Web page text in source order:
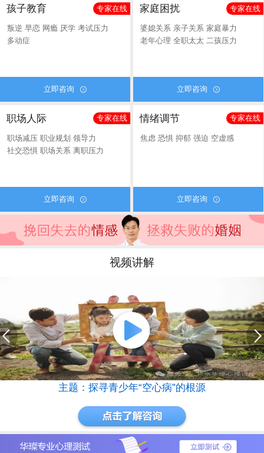
孩子教育 专家在线
叛逆 早恋 网瘾 厌学 考试压力
多动症
立即咨询 
家庭困扰 专家在线
婆媳关系 亲子关系 家庭暴力
老年心理 全职太太 二孩压力
立即咨询 
职场人际 专家在线
职场减压 职业规划 领导力
社交恐惧 职场关系 离职压力
立即咨询 
情绪调节 专家在线
焦虑 恐惧 抑郁 强迫 空虚感
立即咨询 
视频讲解
主题：探寻青少年“空心病”的根源